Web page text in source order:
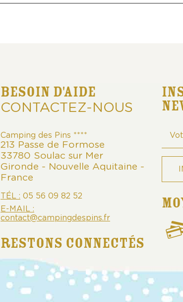
BESOIN D'AIDE
CONTACTEZ-NOUS
Camping des Pins ****
213 Passe de Formose
33780 Soulac sur Mer
Gironde - Nouvelle Aquitaine -
France
TÉL : 05 56 09 82 52
E-MAIL :
contact@campingdespins.fr
RESTONS CONNECTÉS